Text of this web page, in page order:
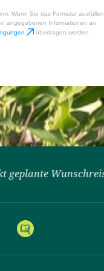
Wenn Sie das Formular ausfüllen
angegebenen Informationen an
übertragen werden
geplante